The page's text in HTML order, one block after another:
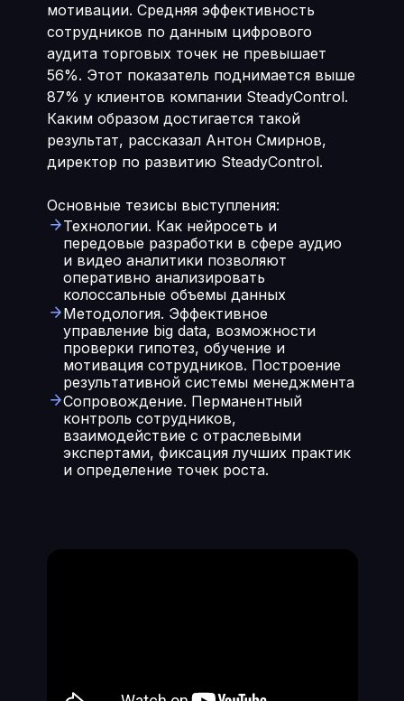
мотивации. Средняя эффективность
сотрудников по данным цифрового
аудита торговых точек не превышает
56%. Этот показатель поднимается выше
87% у клиентов компании SteadyControl.
Каким образом достигается такой
результат, рассказал Антон Смирнов,
директор по развитию SteadyControl.
Основные тезисы выступления:
Технологии. Как нейросеть и
передовые разработки в сфере аудио
и видео аналитики позволяют
оперативно анализировать
колоссальные объемы данных
Методология. Эффективное
управление big data, возможности
проверки гипотез, обучение и
мотивация сотрудников. Построение
результативной системы менеджмента
Сопровождение. Перманентный
контроль сотрудников,
взаимодействие с отраслевыми
экспертами, фиксация лучших практик
и определение точек роста.